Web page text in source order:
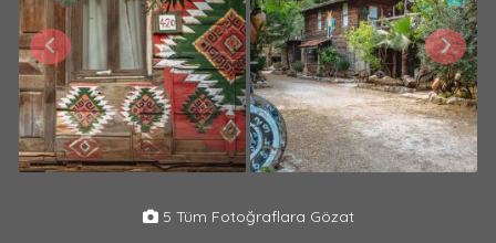
5 Tüm Fotoğraflara Gözat